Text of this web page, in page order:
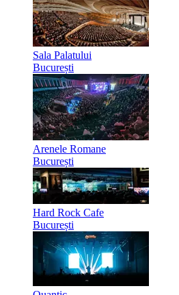
Sala Palatului
București
Arenele Romane
București
Hard Rock Cafe
București